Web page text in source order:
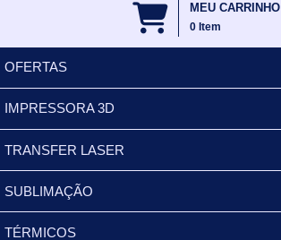
MEU CARRINHO
0 Item
OFERTAS
IMPRESSORA 3D
TRANSFER LASER
CANECA ALUMINIO
BALDES
SUBLIMAÇÃO
XÍCARA
TÉRMICOS